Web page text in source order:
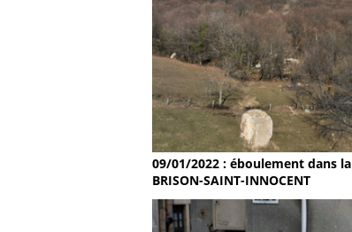
09/01/2022 : éboulement dans
BRISON-SAINT-INNOCENT